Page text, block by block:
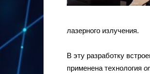
лазерного излучения.
В эту разработку
применена технология